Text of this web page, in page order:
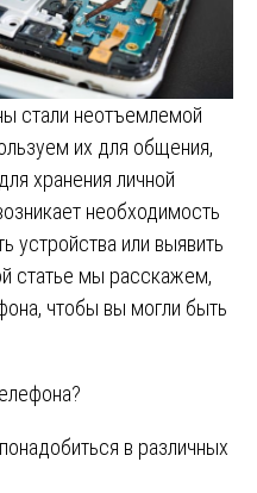
стали неотъемлемой
их для общения,
хранения личной
необходимость
устройства или выявить
статье мы расскажем,
чтобы вы могли быть
в различных